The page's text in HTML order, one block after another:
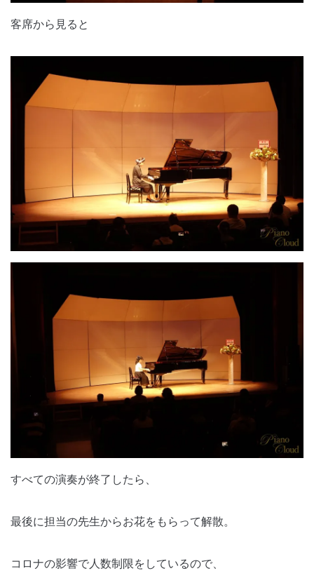
客席から見ると
すべての演奏が終了したら、
最後に担当の先生からお花をもらって解散。
コロナの影響で人数制限をしているので、